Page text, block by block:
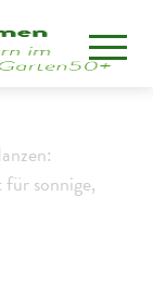
sonnige,